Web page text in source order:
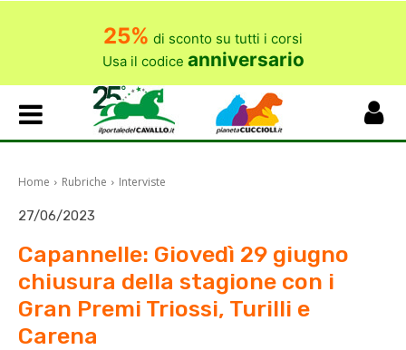
25% di sconto su tutti i corsi
Usa il codice anniversario
Home Rubriche Interviste
27/06/2023
Capannelle: Giovedì 29 giugno
chiusura della stagione con i
Gran Premi Triossi, Turilli e
Carena